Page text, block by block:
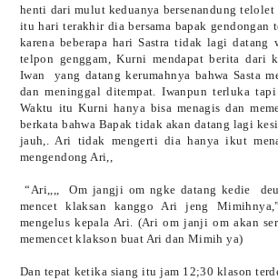
henti dari mulut keduanya bersenandung
itu hari terakhir dia bersama bapak gendongan
karena beberapa hari Sastra tidak lagi datang
telpon genggam, Kurni mendapat berita dari
Iwan
yang datang kerumahnya bahwa Sasta
dan meninggal ditempat. Iwanpun terluka
Waktu itu Kurni hanya bisa menagis dan
berkata bahwa Bapak tidak akan datang lagi
jauh,. Ari tidak mengerti dia hanya ikut
mengendong Ari,,
“Ari,,,,Om jangji om ngke datang kedie
mencet klaksan kanggo Ari jeng
mengelus kepala Ari. (Ari om janji om akan
memencet klakson buat Ari dan Mimih ya)
Dan tepat ketika siang itu jam 12;30 klason